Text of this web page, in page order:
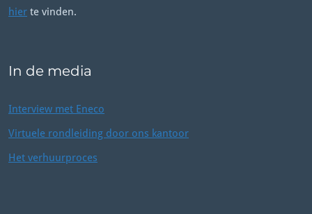
hier te vinden.
In de media
Interview met Eneco
Virtuele rondleiding door ons kantoor
Het verhuurproces